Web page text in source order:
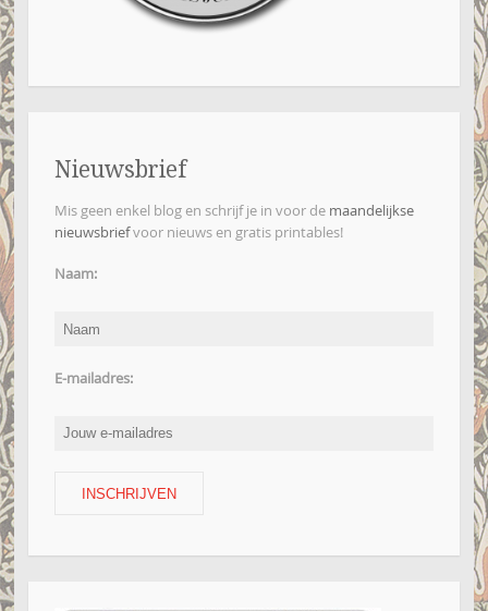
Nieuwsbrief
Mis geen enkel blog en schrijf je in voor de maandelijkse
nieuwsbriefvoor nieuws en gratis printables!
Naam:
E-mailadres: